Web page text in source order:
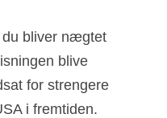
du bliver nægtet
blive
for strengere
i fremtiden.